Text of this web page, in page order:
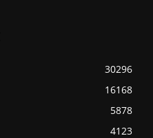
30296
16168
5878
4123